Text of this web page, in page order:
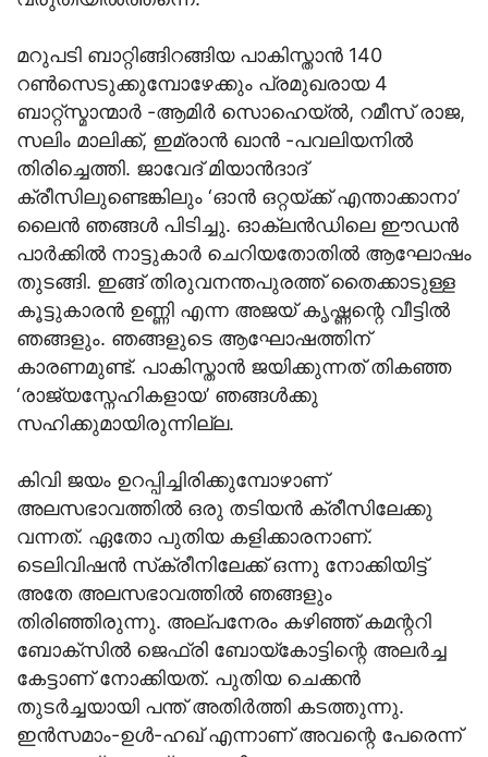
മറുപടി ബാറ്റിങ്ങിറങ്ങിയ പാകിസ്താന്‍ 140
റണ്‍സെടുക്കുമ്പോഴേക്കും പ്രമുഖരായ 4
ബാറ്റ്സ്മാന്മാര്‍ -ആമിര്‍ സൊഹെയ്ല്‍, റമീസ് രാജ,
സലിം മാലിക്ക്, ഇമ്രാന്‍ ഖാന്‍ -പവലിയനില്‍
തിരിച്ചെത്തി. ജാവേദ് മിയാന്‍ദാദ്
ക്രീസിലുണ്ടെങ്കിലും ‘ഓന്‍ ഒറ്റയ്ക്ക് എന്താക്കാനാ’
ലൈന്‍ ഞങ്ങള്‍ പിടിച്ചു. ഓക്ലന്‍ഡിലെ ഈഡന്‍
പാര്‍ക്കില്‍ നാട്ടുകാര്‍ ചെറിയതോതില്‍ ആഘോഷം
തുടങ്ങി. ഇങ്ങ് തിരുവനന്തപുരത്ത് തൈക്കാടുള്ള
കൂട്ടുകാരന്‍ ഉണ്ണി എന്ന അജയ് കൃഷ്ണന്റെ വീട്ടില്‍
ഞങ്ങളും. ഞങ്ങളുടെ ആഘോഷത്തിന്
കാരണമുണ്ട്. പാകിസ്താന്‍ ജയിക്കുന്നത് തികഞ്ഞ
‘രാജ്യസ്നേഹികളായ’ ഞങ്ങള്‍ക്കു
സഹിക്കുമായിരുന്നില്ല.
കിവി ജയം ഉറപ്പിച്ചിരിക്കുമ്പോഴാണ്
അലസഭാവത്തില്‍ ഒരു തടിയന്‍ ക്രീസിലേക്കു
വന്നത്. ഏതോ പുതിയ കളിക്കാരനാണ്.
ടെലിവിഷന്‍ സ്‌ക്രീനിലേക്ക് ഒന്നു നോക്കിയിട്ട്
അതേ അലസഭാവത്തില്‍ ഞങ്ങളും
തിരിഞ്ഞിരുന്നു. അല്പനേരം കഴിഞ്ഞ് കമന്ററി
ബോക്സില്‍ ജെഫ്രി ബോയ്കോട്ടിന്റെ അലര്‍ച്ച
കേട്ടാണ് നോക്കിയത്. പുതിയ ചെക്കന്‍
തുടര്‍ച്ചയായി പന്ത് അതിര്‍ത്തി കടത്തുന്നു.
ഇന്‍സമാം-ഉള്‍-ഹഖ് എന്നാണ് അവന്റെ പേരെന്ന്